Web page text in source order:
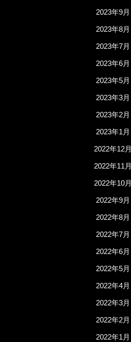
2023年9月
2023年8月
2023年7月
2023年6月
2023年5月
2023年3月
2023年2月
2023年1月
2022年12月
2022年11月
2022年10月
2022年9月
2022年8月
2022年7月
2022年6月
2022年5月
2022年4月
2022年3月
2022年2月
2022年1月